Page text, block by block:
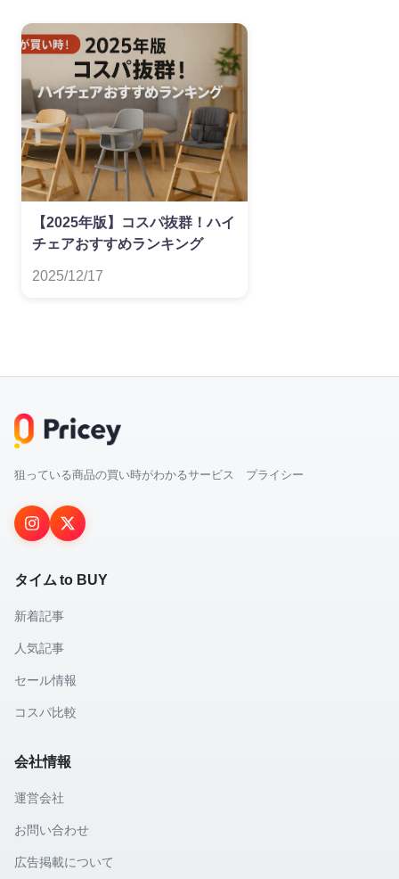
【2025年版】コスパ抜群！ハイ
チェアおすすめランキング
2025/12/17
狙っている商品の買い時がわかるサービス プライシー
タイム to BUY
新着記事
人気記事
セール情報
コスパ比較
会社情報
運営会社
お問い合わせ
広告掲載について